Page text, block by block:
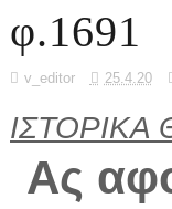
φ.1691
v_editor 25.4.20
ΙΣΤΟΡΙΚΑ
Ας